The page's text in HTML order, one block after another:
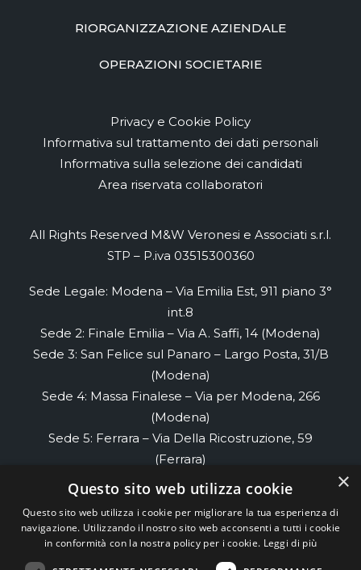
RIORGANIZZAZIONE AZIENDALE
OPERAZIONI SOCIETARIE
Privacy e Cookie Policy
Informativa sul trattamento dei dati personali
Informativa sulla selezione dei candidati
Area riservata collaboratori
All Rights Reserved M&W Veronesi e Associati s.r.l.
STP – P.iva 03515300360
Sede Legale: Modena – Via Emilia Est, 911 piano 3°
int.8
Sede 2: Finale Emilia – Via A. Saffi, 14 (Modena)
Sede 3: San Felice sul Panaro – Largo Posta, 31/B
(Modena)
Sede 4: Massa Finalese – Via per Modena, 266
(Modena)
Sede 5: Ferrara – Via Della Ricostruzione, 59
(Ferrara)
Sede 6: Renazzo- Via di Renazzo, 58 piano 2
Sede 7: Cento- Via Cesare Cremonino, 32
(Ferrara)
×
Questo sito web utilizza cookie
Questo sito web utilizza i cookie per migliorare la tua esperienza di
navigazione. Utilizzando il nostro sito web acconsenti a tutti i cookie
in conformità con la nostra policy per i cookie. Leggi di più